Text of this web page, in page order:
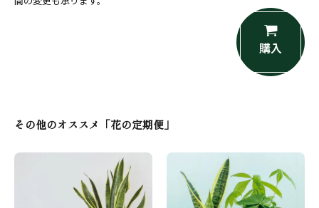
購入
その他のオススメ「花の定期便」